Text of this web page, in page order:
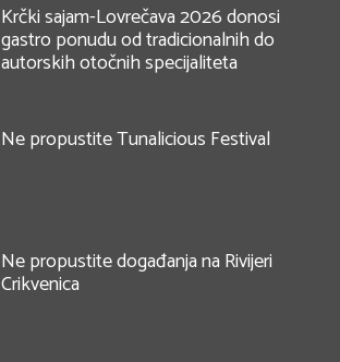
Krčki sajam-Lovrečava 2026 donosi
gastro ponudu od tradicionalnih do
autorskih otočnih specijaliteta
Ne propustite Tunalicious Festival
Ne propustite događanja na Rivijeri
Crikvenica